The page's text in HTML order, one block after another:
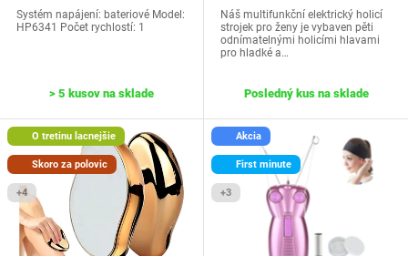
Systém napájení: bateriové Model:
HP6341 Počet rychlostí: 1
> 5 kusov na sklade
Náš multifunkční elektrický holicí
strojek pro ženy je vybaven pěti
odnímatelnými holicími hlavami
pro hladké a…
Posledný kus na sklade
O tretinu lacnejšie
Skoro za polovic
+4
Akcia
First minute
+3